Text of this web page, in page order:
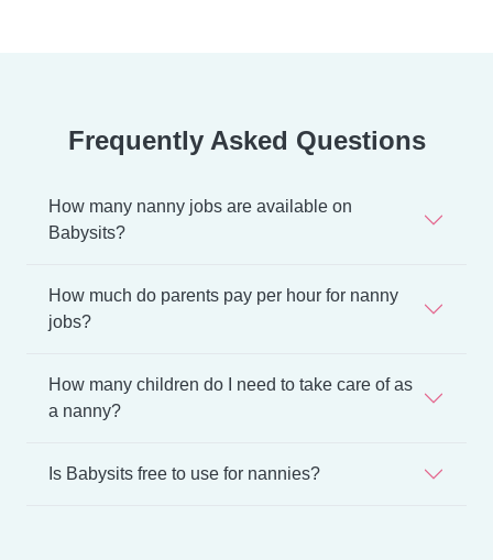
Frequently Asked Questions
How many nanny jobs are available on
Babysits?
How much do parents pay per hour for nanny
jobs?
How many children do I need to take care of as
a nanny?
Is Babysits free to use for nannies?